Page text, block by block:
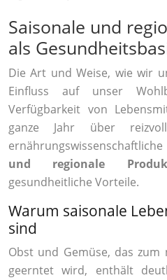
Saisonale und
als
Die Art und Weise, wie wir
Einfluss auf unser
Verfügbarkeit von
ganze Jahr über
und regionale
gesundheitliche Vorteile.
Warum saisonale
sind
Obst und Gemüse, das zum
geerntet wird, enthält